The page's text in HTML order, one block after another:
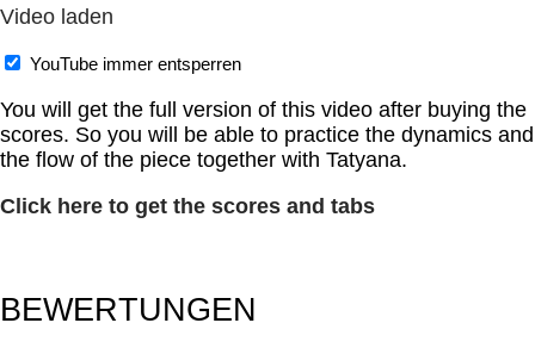
Video laden
YouTube immer entsperren
You will get the full version of this video after buying the
scores. So you will be able to practice the dynamics and
the flow of the piece together with Tatyana.
Click here to get the scores and tabs
BEWERTUNGEN